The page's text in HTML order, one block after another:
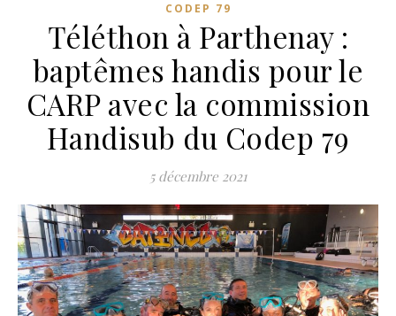
CODEP 79
Téléthon à Parthenay :
baptêmes handis pour le
CARP avec la commission
Handisub du Codep 79
5 décembre 2021